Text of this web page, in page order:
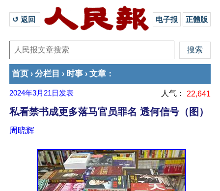
↺ 返回 电子报 正體版
首页 › 分栏目 › 时事 › 文章 ：
2024年3月21日 发表 人气： 22,641
私看禁书成更多落马官员罪名 透何信号（图）
周晓辉